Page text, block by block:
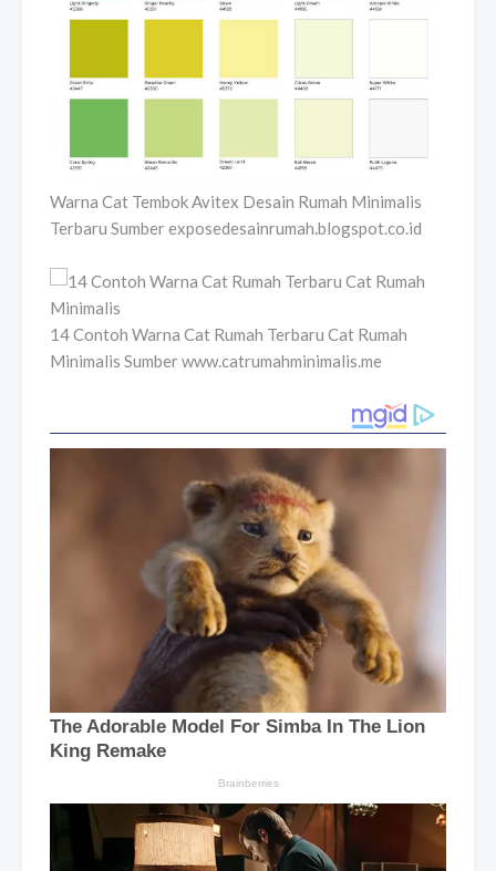
Warna Cat Tembok Avitex Desain Rumah Minimalis
Terbaru Sumber exposedesainrumah.blogspot.co.id
14 Contoh Warna Cat Rumah Terbaru Cat Rumah
Minimalis Sumber www.catrumahminimalis.me